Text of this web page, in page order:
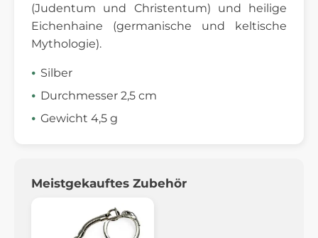
(Judentum und Christentum) und heilige
Eichenhaine (germanische und keltische
Mythologie).
Silber
Durchmesser 2,5 cm
Gewicht 4,5 g
Meistgekauftes Zubehör